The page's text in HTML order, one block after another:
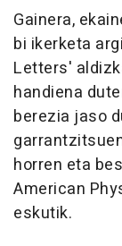
Gainera,
bi ikerketa
Letters'
handiena
berezia jaso
horren eta
American
eskutik.